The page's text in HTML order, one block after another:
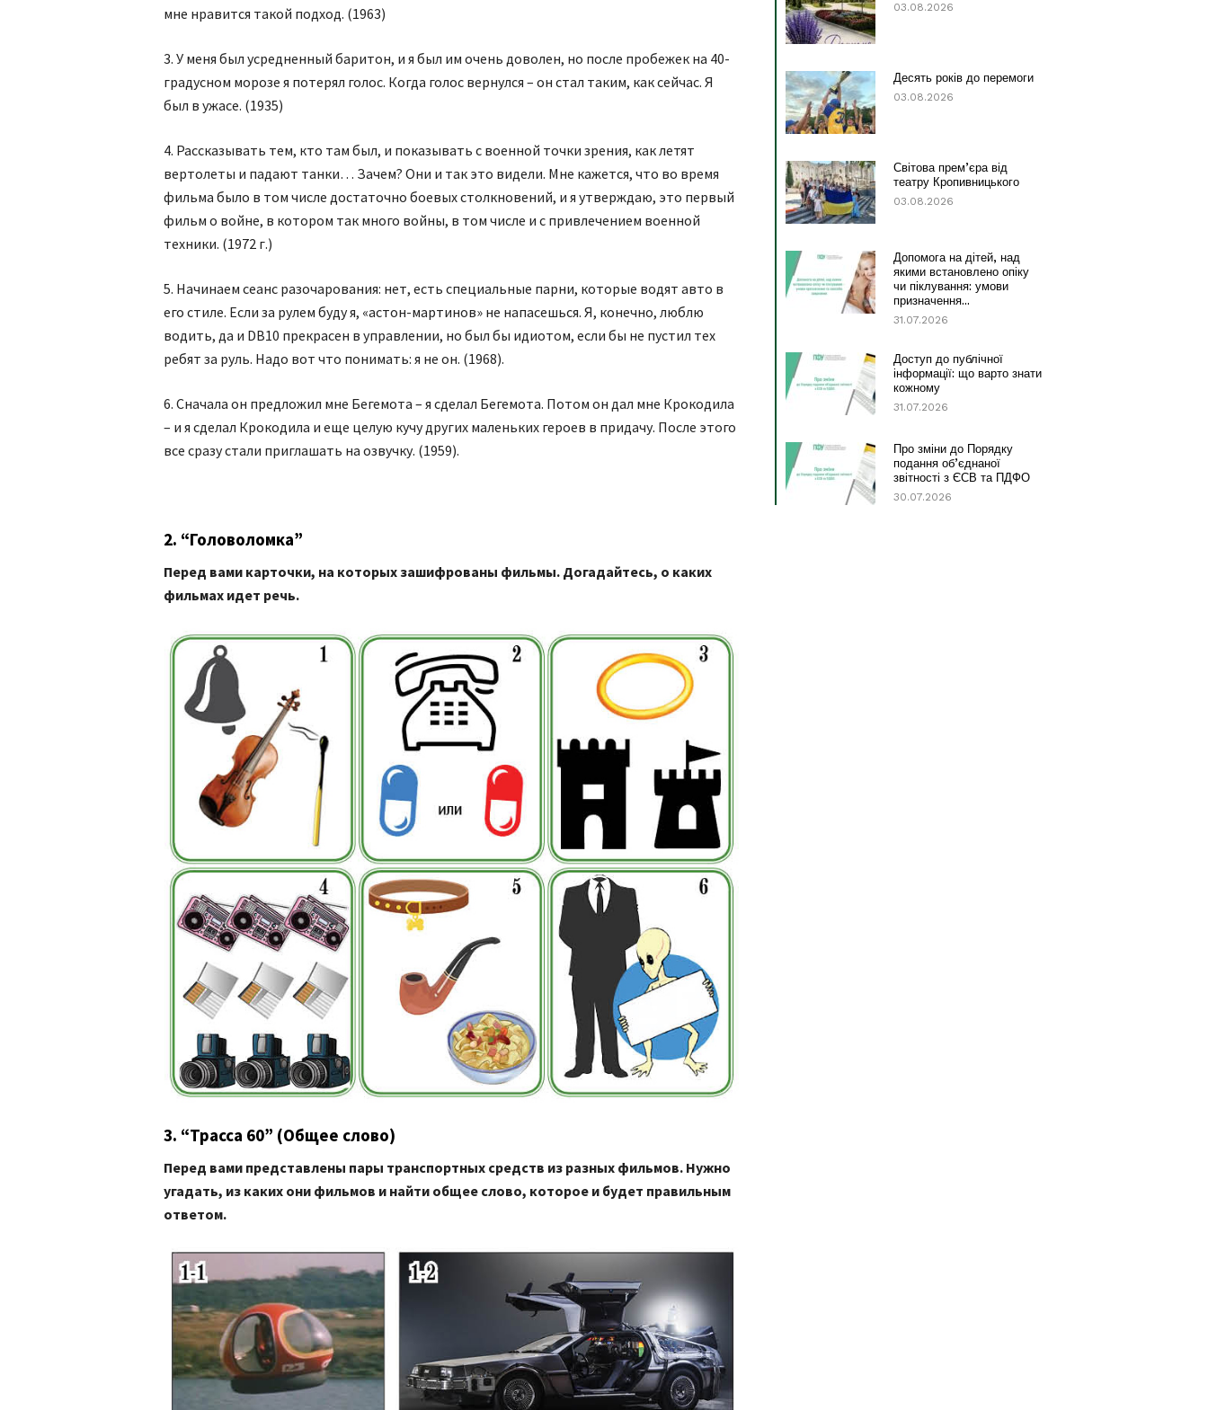
мне нравится такой подход. (1963)
3. У меня был усредненный баритон, и я был им очень доволен, но после пробежек на 40-
градусном морозе я потерял голос. Когда голос вернулся – он стал таким, как сейчас. Я
был в ужасе. (1935)
4. Рассказывать тем, кто там был, и показывать с военной точки зрения, как летят
вертолеты и падают танки… Зачем? Они и так это видели. Мне кажется, что во время
фильма было в том числе достаточно боевых столкновений, и я утверждаю, это первый
фильм о войне, в котором так много войны, в том числе и с привлечением военной
техники. (1972 г.)
5. Начинаем сеанс разочарования: нет, есть специальные парни, которые водят авто в
его стиле. Если за рулем буду я, «астон-мартинов» не напасешься. Я, конечно, люблю
водить, да и DB10 прекрасен в управлении, но был бы идиотом, если бы не пустил тех
ребят за руль. Надо вот что понимать: я не он. (1968).
6. Сначала он предложил мне Бегемота – я сделал Бегемота. Потом он дал мне Крокодила
– и я сделал Крокодила и еще целую кучу других маленьких героев в придачу. После этого
все сразу стали приглашать на озвучку. (1959).
2. “Головоломка”
Перед вами карточки, на которых зашифрованы фильмы. Догадайтесь, о каких
фильмах идет речь.
3. “Трасса 60” (Общее слово)
Перед вами представлены пары транспортных средств из разных фильмов. Нужно
угадать, из каких они фильмов и найти общее слово, которое и будет правильным
ответом.
03.08.2026
Десять років до перемоги
03.08.2026
Світова прем’єра від
театру Кропивницького
03.08.2026
Допомога на дітей, над
якими встановлено опіку
чи піклування: умови
призначення...
31.07.2026
Доступ до публічної
інформації: що варто знати
кожному
31.07.2026
Про зміни до Порядку
подання об’єднаної
звітності з ЄСВ та ПДФО
30.07.2026